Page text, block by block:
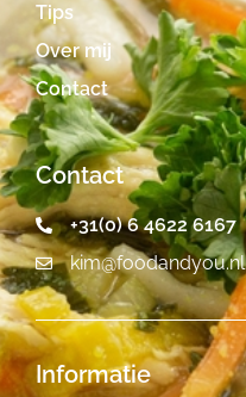
Tips
Over mij
Contact
Contact
+31(0) 6 4622 6167
kim@foodandyou.nl
Informatie